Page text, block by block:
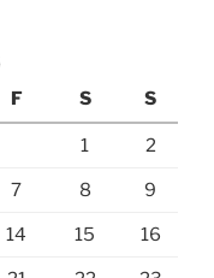
F S S
1 2
7 8 9
14 15 16